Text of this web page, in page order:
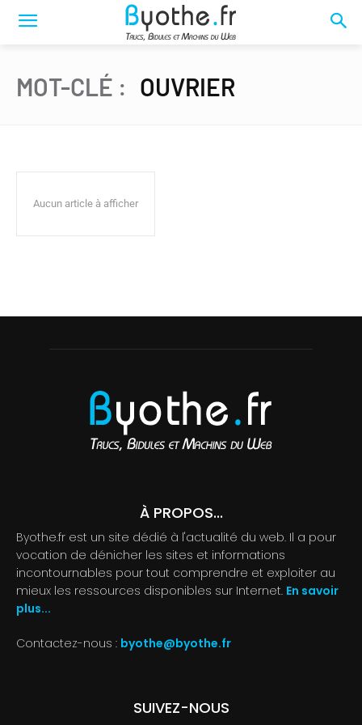
MOT-CLÉ : OUVRIER
Aucun article à afficher
À PROPOS...
Byothe.fr est un site dédié à l'actualité du web. Il a pour
vocation de dénicher les sites et informations
incontournables pour tout comprendre et exploiter au
mieux les ressources disponibles sur Internet. En savoir
plus...
Contactez-nous : byothe@byothe.fr
SUIVEZ-NOUS